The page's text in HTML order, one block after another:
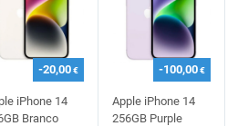
-20,00€
iPhone 14
Branco
-100,00€
Apple iPhone 14
256GB Purple